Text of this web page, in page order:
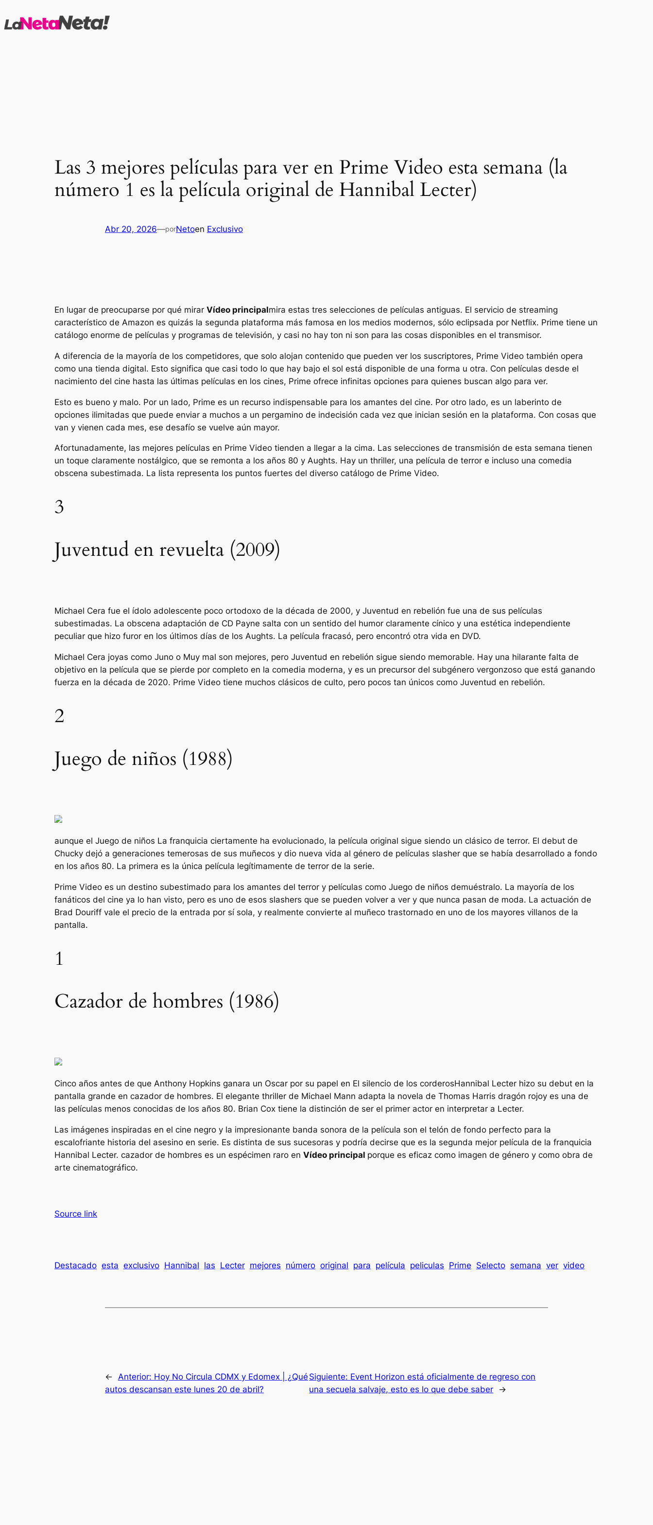
al
Las 3 mejores películas para ver en Prime Video esta semana (la
número 1 es la película original de Hannibal Lecter)
Abr 20, 2026—porNetoen Exclusivo
En lugar de preocuparse por qué mirar Vídeo principalmira estas tres selecciones de películas antiguas. El servicio de streaming
característico de Amazon es quizás la segunda plataforma más famosa en los medios modernos, sólo eclipsada por Netflix. Prime tiene un
catálogo enorme de películas y programas de televisión, y casi no hay ton ni son para las cosas disponibles en el transmisor.
A diferencia de la mayoría de los competidores, que solo alojan contenido que pueden ver los suscriptores, Prime Video también opera
como una tienda digital. Esto significa que casi todo lo que hay bajo el sol está disponible de una forma u otra. Con películas desde el
nacimiento del cine hasta las últimas películas en los cines, Prime ofrece infinitas opciones para quienes buscan algo para ver.
Esto es bueno y malo. Por un lado, Prime es un recurso indispensable para los amantes del cine. Por otro lado, es un laberinto de
opciones ilimitadas que puede enviar a muchos a un pergamino de indecisión cada vez que inician sesión en la plataforma. Con cosas que
van y vienen cada mes, ese desafío se vuelve aún mayor.
Afortunadamente, las mejores películas en Prime Video tienden a llegar a la cima. Las selecciones de transmisión de esta semana tienen
un toque claramente nostálgico, que se remonta a los años 80 y Aughts. Hay un thriller, una película de terror e incluso una comedia
obscena subestimada. La lista representa los puntos fuertes del diverso catálogo de Prime Video.
3
Juventud en revuelta (2009)
Michael Cera fue el ídolo adolescente poco ortodoxo de la década de 2000, y Juventud en rebelión fue una de sus películas
subestimadas. La obscena adaptación de CD Payne salta con un sentido del humor claramente cínico y una estética independiente
peculiar que hizo furor en los últimos días de los Aughts. La película fracasó, pero encontró otra vida en DVD.
Michael Cera joyas como Juno o Muy mal son mejores, pero Juventud en rebelión sigue siendo memorable. Hay una hilarante falta de
objetivo en la película que se pierde por completo en la comedia moderna, y es un precursor del subgénero vergonzoso que está ganando
fuerza en la década de 2020. Prime Video tiene muchos clásicos de culto, pero pocos tan únicos como Juventud en rebelión.
2
Juego de niños (1988)
aunque el Juego de niños La franquicia ciertamente ha evolucionado, la película original sigue siendo un clásico de terror. El debut de
Chucky dejó a generaciones temerosas de sus muñecos y dio nueva vida al género de películas slasher que se había desarrollado a fondo
en los años 80. La primera es la única película legítimamente de terror de la serie.
Prime Video es un destino subestimado para los amantes del terror y películas como Juego de niños demuéstralo. La mayoría de los
fanáticos del cine ya lo han visto, pero es uno de esos slashers que se pueden volver a ver y que nunca pasan de moda. La actuación de
Brad Douriff vale el precio de la entrada por sí sola, y realmente convierte al muñeco trastornado en uno de los mayores villanos de la
pantalla.
1
Cazador de hombres (1986)
Cinco años antes de que Anthony Hopkins ganara un Oscar por su papel en El silencio de los corderosHannibal Lecter hizo su debut en la
pantalla grande en cazador de hombres. El elegante thriller de Michael Mann adapta la novela de Thomas Harris dragón rojoy es una de
las películas menos conocidas de los años 80. Brian Cox tiene la distinción de ser el primer actor en interpretar a Lecter.
Las imágenes inspiradas en el cine negro y la impresionante banda sonora de la película son el telón de fondo perfecto para la
escalofriante historia del asesino en serie. Es distinta de sus sucesoras y podría decirse que es la segunda mejor película de la franquicia
Hannibal Lecter. cazador de hombres es un espécimen raro en Vídeo principal porque es eficaz como imagen de género y como obra de
arte cinematográfico.
Source link
Destacado esta exclusivo Hannibal las Lecter mejores número original para película peliculas Prime Selecto semana ver video
← Anterior: Hoy No Circula CDMX y Edomex | ¿Qué
autos descansan este lunes 20 de abril?
Siguiente: Event Horizon está oficialmente de regreso con
una secuela salvaje, esto es lo que debe saber
→